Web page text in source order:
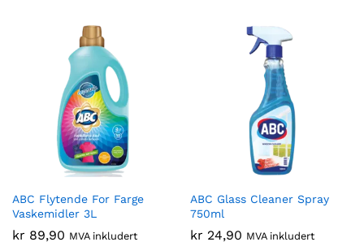
ABC Flytende For Farge
Vaskemidler 3L
kr 89,90 MVA inkludert
ABC Glass Cleaner Spray
750ml
kr 24,90 MVA inkludert